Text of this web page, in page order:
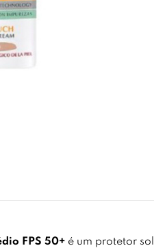
FPS 50+ é um protetor